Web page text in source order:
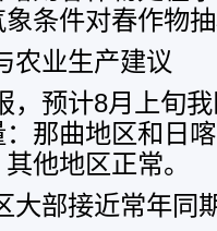
条件对春作物
农业生产建议
，预计8月上旬
那曲地区和日
他地区正常。
大部接近常年同